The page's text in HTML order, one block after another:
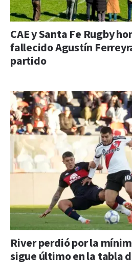
CAE y Santa Fe Rugby
fallecido Agustín
partido
River perdió por la
sigue último en la tabla